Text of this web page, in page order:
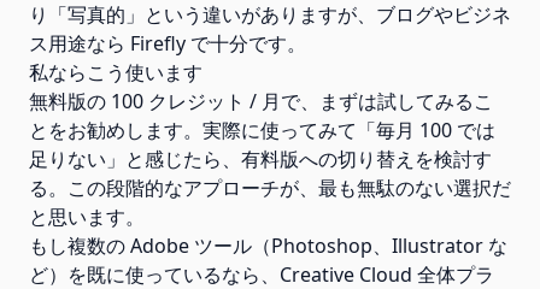
り「写真的」という違いがありますが、ブログやビジネ
ス用途なら Firefly で十分です。
私ならこう使います
無料版の 100 クレジット / 月で、まずは試してみるこ
とをお勧めします。実際に使ってみて「毎月 100 では
足りない」と感じたら、有料版への切り替えを検討す
る。この段階的なアプローチが、最も無駄のない選択だ
と思います。
もし複数の Adobe ツール（Photoshop、Illustrator な
ど）を既に使っているなら、Creative Cloud 全体プラ